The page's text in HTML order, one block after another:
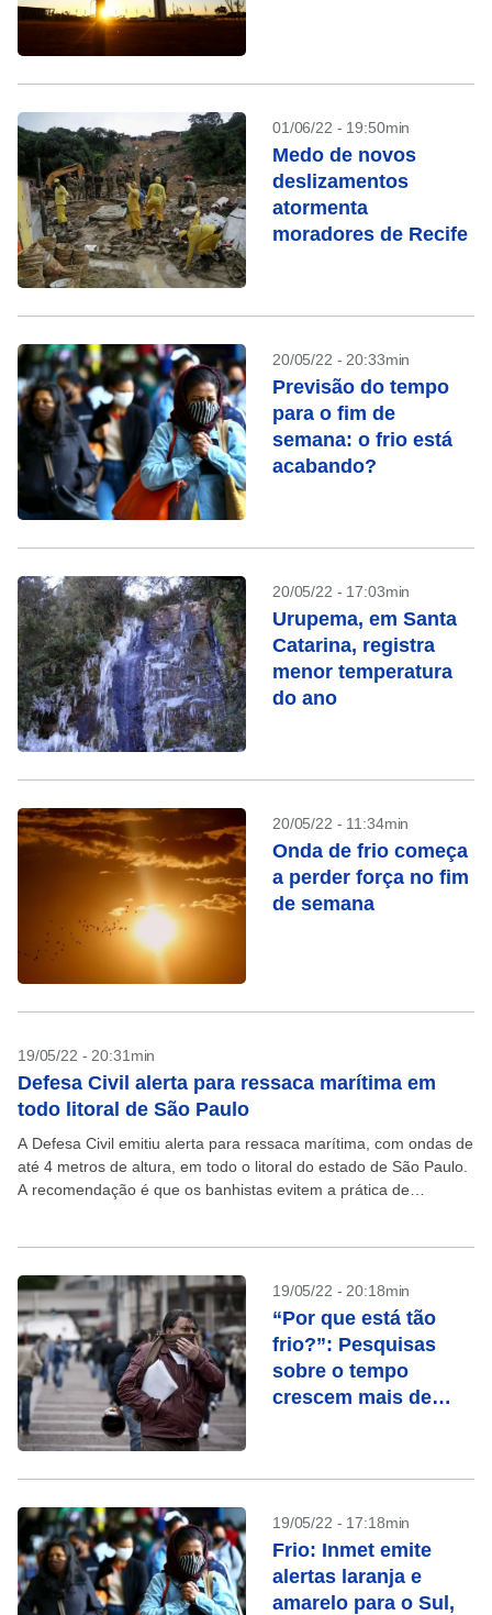
01/06/22 - 19:50min
Medo de novos
deslizamentos
atormenta
moradores de Recife
20/05/22 - 20:33min
Previsão do tempo
para o fim de
semana: o frio está
acabando?
20/05/22 - 17:03min
Urupema, em Santa
Catarina, registra
menor temperatura
do ano
20/05/22 - 11:34min
Onda de frio começa
a perder força no fim
de semana
19/05/22 - 20:31min
Defesa Civil alerta para ressaca marítima em
todo litoral de São Paulo
A Defesa Civil emitiu alerta para ressaca marítima, com ondas de
até 4 metros de altura, em todo o litoral do estado de São Paulo.
A recomendação é que os banhistas evitem a prática de
19/05/22 - 20:18min
“Por que está tão
frio?”: Pesquisas
sobre o tempo
crescem mais de
19/05/22 - 17:18min
Frio: Inmet emite
alertas laranja e
amarelo para o Sul,